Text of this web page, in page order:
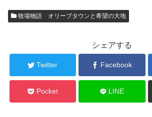
牧場物語 オリーブタウンと希望の大地
シェアする
Twitter Facebook
Pocket LINE